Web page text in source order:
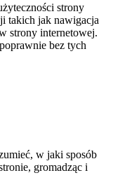
strony
takich jak nawigacja
strony internetowej.
bez tych
w jaki sposób
gromadząc i